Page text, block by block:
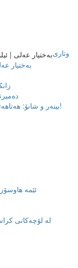
وتاری
بەختیار
بینەر و شانۆ: هەتاھەتایە و ڕۆژێکیش، یان ملوانکەیەکی پچڕاو؟!
لە لۆچەکانی